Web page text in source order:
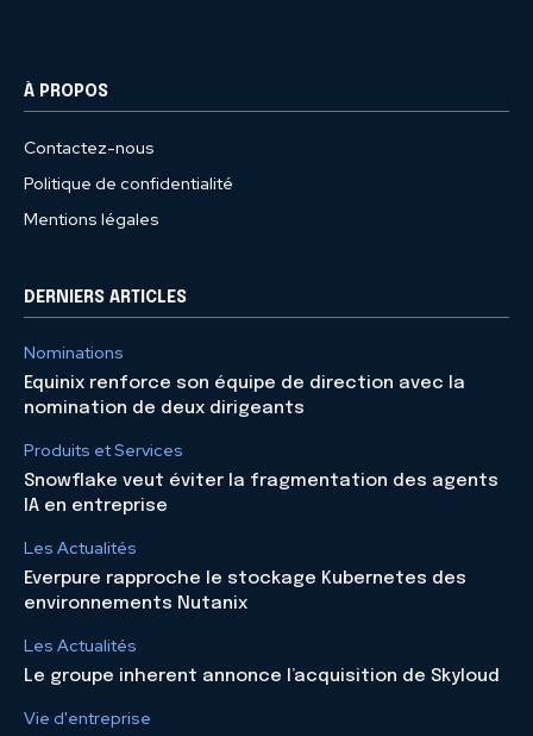
À PROPOS
Contactez-nous
Politique de confidentialité
Mentions légales
DERNIERS ARTICLES
Nominations
Equinix renforce son équipe de direction avec la
nomination de deux dirigeants
Produits et Services
Snowflake veut éviter la fragmentation des agents
IA en entreprise
Les Actualités
Everpure rapproche le stockage Kubernetes des
environnements Nutanix
Les Actualités
Le groupe inherent annonce l’acquisition de Skyloud
Vie d'entreprise